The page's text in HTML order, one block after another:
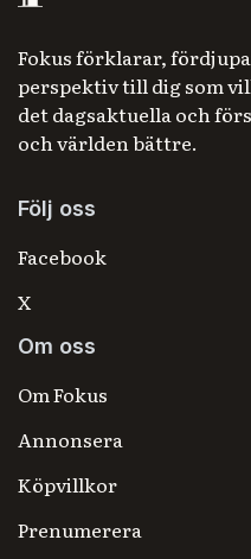
Fokus förklarar,
perspektiv till dig som
det dagsaktuella och
och världen bättre.
Följ oss
Facebook
X
Om oss
Om Fokus
Annonsera
Köpvillkor
Prenumerera